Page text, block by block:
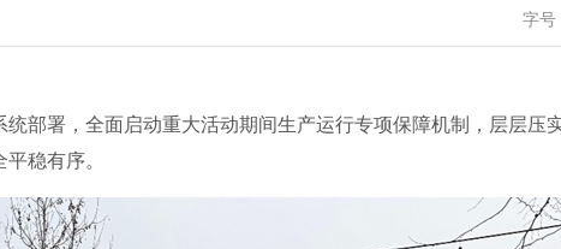
字号
署，全面启动重大活动期间生产运行专项保障机制，层层压
稳有序。